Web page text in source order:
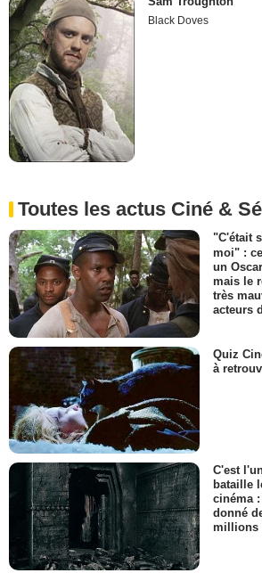
Black Doves
Toutes les actus Ciné &
"C'était
moi" :
un
mais le
très
acteurs
Quiz
à
C'est
bataille
cinéma
donné
millions